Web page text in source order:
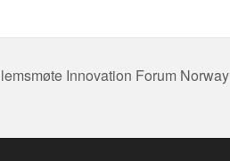
Innovation Forum Norway